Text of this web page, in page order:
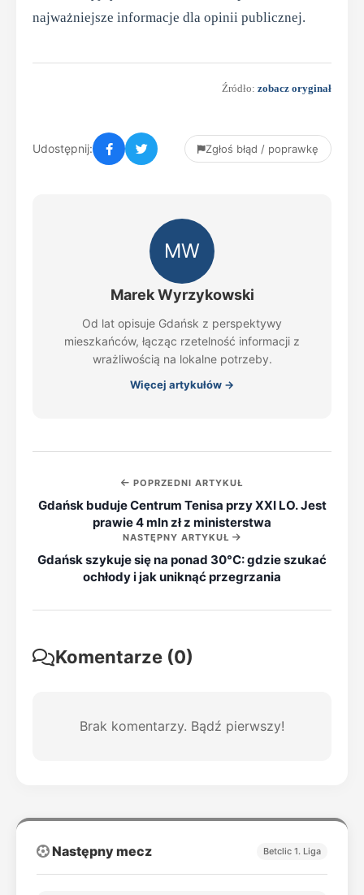
najważniejsze informacje dla opinii publicznej.
Źródło: zobacz oryginał
Udostępnij: Zgłoś błąd / poprawkę
MW
Marek Wyrzykowski
Od lat opisuje Gdańsk z perspektywy
mieszkańców, łącząc rzetelność informacji z
wrażliwością na lokalne potrzeby.
Więcej artykułów →
POPRZEDNI ARTYKUŁ
Gdańsk buduje Centrum Tenisa przy XXI LO. Jest
prawie 4 mln zł z ministerstwa
NASTĘPNY ARTYKUŁ
Gdańsk szykuje się na ponad 30°C: gdzie szukać
ochłody i jak uniknąć przegrzania
Komentarze (0)
Brak komentarzy. Bądź pierwszy!
Następny mecz Betclic 1. Liga